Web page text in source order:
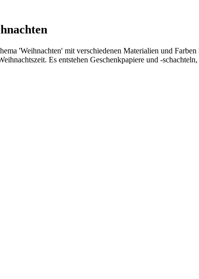
'Weihnachten' mit verschiedenen Materialien und
Es entstehen Geschenkpapiere und -